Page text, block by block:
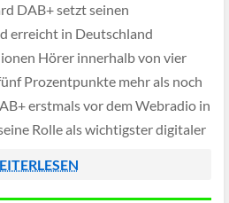
DAB+ setzt seinen
erreicht in Deutschland
Hörer innerhalb von vier
Prozentpunkte mehr als noch
erstmals vor dem Webradio in
Rolle als wichtigster digitaler